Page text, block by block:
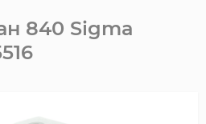
840 Sigma